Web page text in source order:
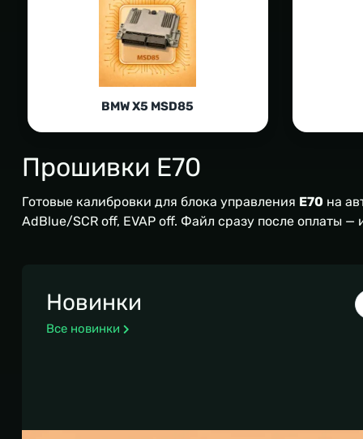
BMW X5 MSD85
Прошивки E70
Готовые калибровки для блока управления E70 на
AdBlue/SCR off, EVAP off. Файл сразу после оплаты
Новинки
Все новинки